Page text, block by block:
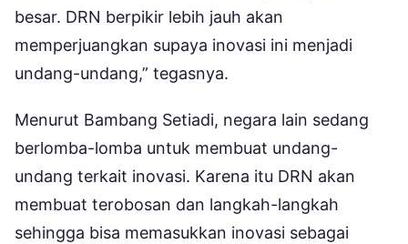
besar. DRN berpikir lebih jauh akan
memperjuangkan supaya inovasi ini menjadi
undang-undang,” tegasnya.
Menurut Bambang Setiadi, negara lain sedang
berlomba-lomba untuk membuat undang-
undang terkait inovasi. Karena itu DRN akan
membuat terobosan dan langkah-langkah
sehingga bisa memasukkan inovasi sebagai